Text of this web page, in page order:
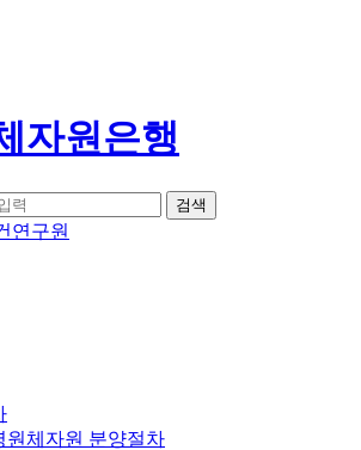
자원은행
연구원
원체자원 분양절차